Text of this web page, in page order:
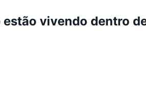
vivendo dentro